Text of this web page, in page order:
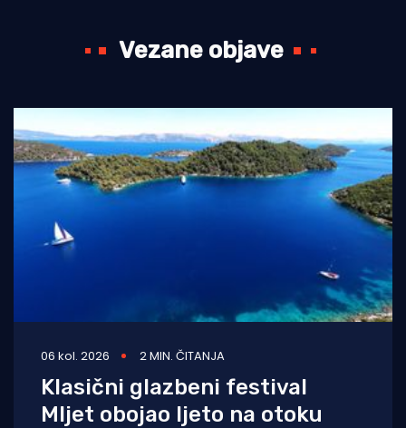
Vezane objave
06 kol. 2026 2 MIN. ČITANJA
Klasični glazbeni festival
Mljet obojao ljeto na otoku